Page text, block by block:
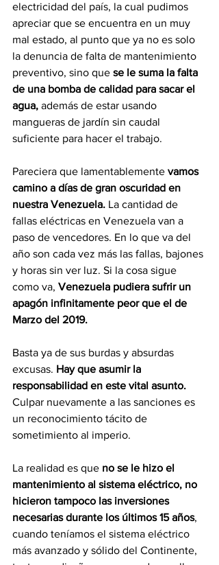
electricidad del país, la cual pudimos
apreciar que se encuentra en un muy
mal estado, al punto que ya no es solo
la denuncia de falta de mantenimiento
preventivo, sino que se le suma la falta
de una bomba de calidad para sacar el
agua, además de estar usando
mangueras de jardín sin caudal
suficiente para hacer el trabajo.
Pareciera que lamentablemente vamos
camino a días de gran oscuridad en
nuestra Venezuela. La cantidad de
fallas eléctricas en Venezuela van a
paso de vencedores. En lo que va del
año son cada vez más las fallas, bajones
y horas sin ver luz. Si la cosa sigue
como va, Venezuela pudiera sufrir un
apagón infinitamente peor que el de
Marzo del 2019.
Basta ya de sus burdas y absurdas
excusas. Hay que asumir la
responsabilidad en este vital asunto.
Culpar nuevamente a las sanciones es
un reconocimiento tácito de
sometimiento al imperio.
La realidad es que no se le hizo el
mantenimiento al sistema eléctrico, no
hicieron tampoco las inversiones
necesarias durante los últimos 15 años,
cuando teníamos el sistema eléctrico
más avanzado y sólido del Continente,